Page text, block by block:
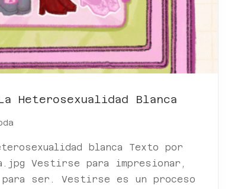
Heterosexualidad Blanca
blanca Texto por
Vestirse para impresionar,
ser. Vestirse es un proceso